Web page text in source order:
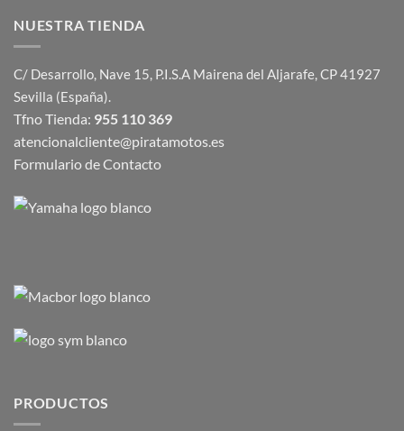
NUESTRA TIENDA
C/ Desarrollo, Nave 15, P.I.S.A Mairena del Aljarafe, CP 41927
Sevilla (España).
Tfno Tienda: 955 110 369
atencionalcliente@piratamotos.es
Formulario de Contacto
PRODUCTOS